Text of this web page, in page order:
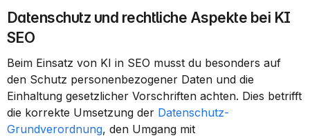
Datenschutz und rechtliche Aspekte bei KI
SEO
Beim Einsatz von KI in SEO musst du besonders auf
den Schutz personenbezogener Daten und die
Einhaltung gesetzlicher Vorschriften achten. Dies betrifft
die korrekte Umsetzung der Datenschutz-
Grundverordnung, den Umgang mit